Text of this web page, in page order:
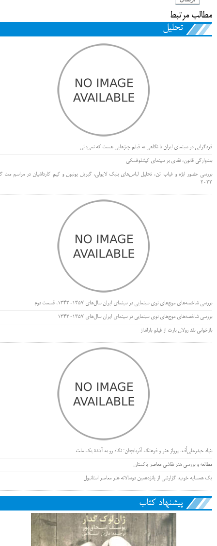
مطالب مرتبط
تحلیل
فردگرایی در سینمای ایران با نگاهی به فیلم چیزهایی هست که نمی‌دانی
بت‌وارگی قانون، نقدی بر سینمای کیشلوفسکی
بررسی حضور ابژه و غیاب تن، تحلیل لباس‌های بلیک لایولی، گبریل یونیون و کیم کارداشیان در مراسم مت
۲۰۲۲
بررسی شاخصه‌های موج‌های نوی سینمایی در سینمای ایران سال‌های 1357-1343، قسمت دوم
بررسی شاخصه‌های موج‌های نوی سینمایی در سینمای ایران سال‌های 1357-1343
بازخوانی نقد رولان بارت از فیلم بارانداز
بنیاد حیدرعلی‌اُف، پرواز هنر و فرهنگ آذربایجان؛ نگاه رو به آیندۀ یک ملت
مطالعه و بررسی هنر نقاشی معاصر پاکستان
یک همسایه خوب، گزارشی از پانزدهمین دوسالانه هنر معاصر استانبول
پیشنهاد کتاب